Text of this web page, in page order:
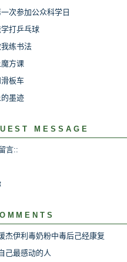
次参加公众科学日
打乒乓球
练书法
方课
板车
墨迹
MESSAGE
言::
杰伊利毒奶粉中毒后己经康复
己最感动的人